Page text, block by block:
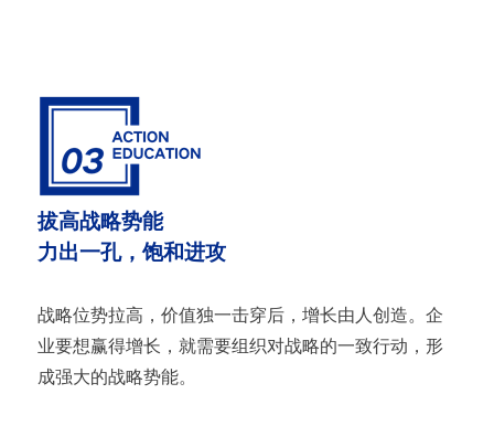
拔高战略势能
力出一孔，饱和进攻
战略位势拉高，价值独一击穿后，增长由人创造。企
业要想赢得增长，就需要组织对战略的一致行动，形
成强大的战略势能。